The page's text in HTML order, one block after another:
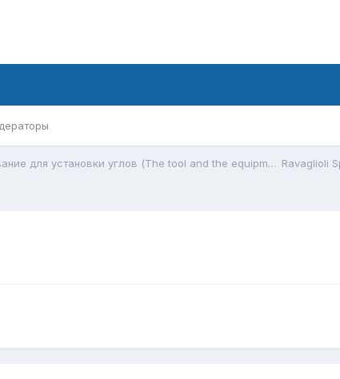
Инструмент и оборудование для установки углов (The tool and the equipment for alignment) Ravaglioli